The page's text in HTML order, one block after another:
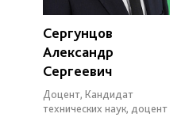
Сергунцов
Александр
Сергеевич
Доцент, Кандидат
технических наук, доцент